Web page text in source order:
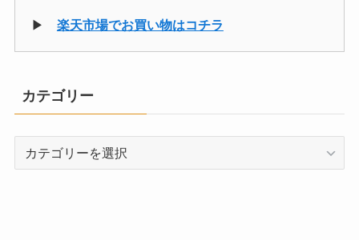
▶ 楽天市場でお買い物はコチラ
カテゴリー